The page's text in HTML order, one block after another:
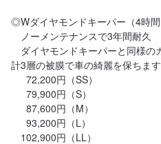
◎Wダイヤモンドキーパー（4時間
ノーメンテナンスで3年間耐久
ダイヤモンドキーパーと同様の
計3層の被膜で車の綺麗を保ちます
72,200円（SS）
79,900円（S）
87,600円（M）
93,200円（L）
102,900円（LL）